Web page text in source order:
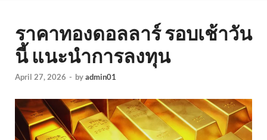
ราคาทองดอลลาร์ รอบเช้าวัน
นี้ แนะนำการลงทุน
April 27, 2026 - byadmin01